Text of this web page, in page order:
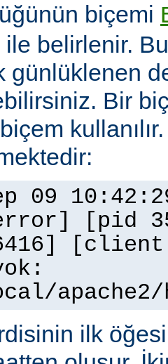
biçemi
belirlenir.
günlüklenen
Bir
biçem
09
[pid
ilk öğesi